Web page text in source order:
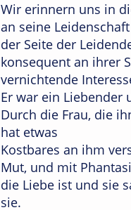
Wir erinnern uns in
an seine
der Seite der
konsequent an ihrer
vernichtende
Er war ein Liebender
Durch die Frau, die
hat etwas
Kostbares an ihm
Mut, und mit
die Liebe ist und sie
sie.